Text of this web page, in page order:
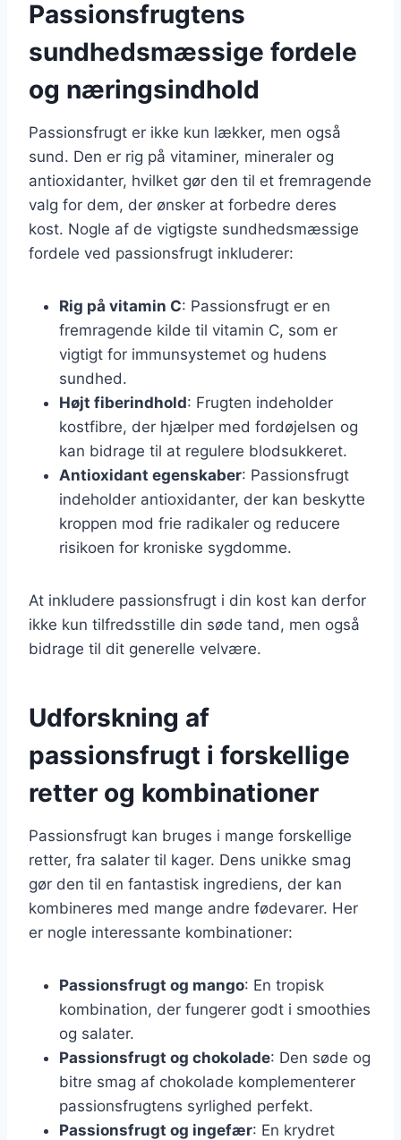
Passionsfrugtens
sundhedsmæssige fordele
og næringsindhold
Passionsfrugt er ikke kun lækker, men også
sund. Den er rig på vitaminer, mineraler og
antioxidanter, hvilket gør den til et fremragende
valg for dem, der ønsker at forbedre deres
kost. Nogle af de vigtigste sundhedsmæssige
fordele ved passionsfrugt inkluderer:
Rig på vitamin C: Passionsfrugt er en
fremragende kilde til vitamin C, som er
vigtigt for immunsystemet og hudens
sundhed.
Højt fiberindhold: Frugten indeholder
kostfibre, der hjælper med fordøjelsen og
kan bidrage til at regulere blodsukkeret.
Antioxidant egenskaber: Passionsfrugt
indeholder antioxidanter, der kan beskytte
kroppen mod frie radikaler og reducere
risikoen for kroniske sygdomme.
At inkludere passionsfrugt i din kost kan derfor
ikke kun tilfredsstille din søde tand, men også
bidrage til dit generelle velvære.
Udforskning af
passionsfrugt i forskellige
retter og kombinationer
Passionsfrugt kan bruges i mange forskellige
retter, fra salater til kager. Dens unikke smag
gør den til en fantastisk ingrediens, der kan
kombineres med mange andre fødevarer. Her
er nogle interessante kombinationer:
Passionsfrugt og mango: En tropisk
kombination, der fungerer godt i smoothies
og salater.
Passionsfrugt og chokolade: Den søde og
bitre smag af chokolade komplementerer
passionsfrugtens syrlighed perfekt.
Passionsfrugt og ingefær: En krydret